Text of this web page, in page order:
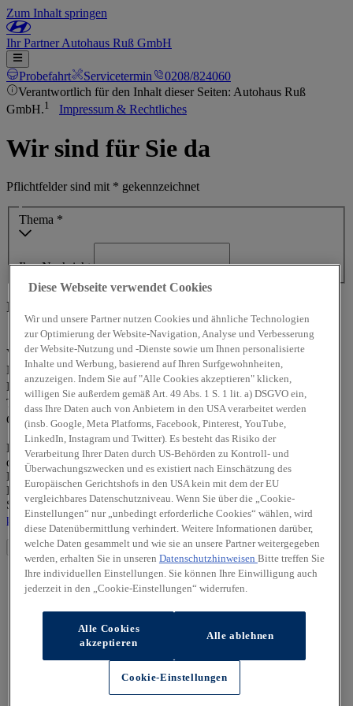
Zum Inhalt springen
IhrPartnerAutohaus Ruß GmbH
Probefahrt Servicetermin
0208/824060
Verantwortlich für den Inhalt dieser Seiten: Autohaus Ruß
GmbH.1 Impressum & Rechtliches
Wir sind für Sie da
Pflichtfelder sind mit * gekennzeichnet
Thema *
Ihre Nachricht
Ihre Kontaktdaten
Frau Herr
Divers
Vorname *
Nachname *
E-Mail-Adresse *
Telefonnummer *
Captcha
Die von Ihnen angegebenen personenbezogenen Daten werden
durch den zuständigen Vertragshändler allein zur Bearbeitung Ihrer
Kontaktanfrage verarbeitet. Weitere Hinweise zur
Datenverarbeitung und Ihren Rechten als betroffene Person finden
Sie in unserer Datenschutzerklärung unter https://hyundai-
partners/autohaus-russ-gmbh-oberhausen/datenschutz
Absenden
Diese Webseite verwendet Cookies
Wir und unsere Partner nutzen Cookies und ähnliche Technologien
zur Optimierung der Website-Navigation, Analyse und Verbesserung
der Website-Nutzung und -Dienste sowie um Ihnen personalisierte
Inhalte und Werbung, basierend auf Ihren Surfgewohnheiten,
anzuzeigen. Indem Sie auf "Alle Cookies akzeptieren" klicken,
willigen Sie außerdem gemäß Art. 49 Abs. 1 S. 1 lit. a) DSGVO ein,
dass Ihre Daten auch von Anbietern in den USA verarbeitet werden
(insb. Google, Meta Platforms, Facebook, Pinterest, YouTube,
LinkedIn, Instagram und Twitter). Es besteht das Risiko der
Verarbeitung Ihrer Daten durch US-Behörden zu Kontroll- und
Überwachungszwecken und es existiert nach Einschätzung des
Europäischen Gerichtshofs in den USA kein mit dem der EU
vergleichbares Datenschutzniveau. Wenn Sie über die „Cookie-
Einstellungen“ nur „unbedingt erforderliche Cookies“ wählen, wird
diese Datenübermittlung verhindert. Weitere Informationen darüber,
welche Daten gesammelt und wie sie an unsere Partner weitergegeben
werden, erhalten Sie in unseren Datenschutzhinweisen Bitte treffen Sie
Ihre individuellen Einstellungen. Sie können Ihre Einwilligung auch
jederzeit in den „Cookie-Einstellungen“ widerrufen.
Alle Cookies
akzeptieren
Alle ablehnen
Cookie-Einstellungen